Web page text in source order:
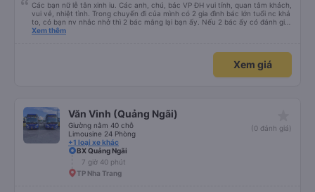
Các bạn nữ lễ tân xinh iu. Các anh, chú, bác VP ĐH vui tính, quan tâm khách,
vui vẻ, nhiệt tình. Trong chuyến đi của mình có 2 gia đình bác lớn tuổi nc khá
to, có bạn nv nhắc nhở thì 2 bác mắng lại bạn ấy. Nếu 2 bác ấy có đánh giá
xấu thì mình ngược lại nha. Bạn ấy nhắc nhở rất đúng. 2 bác nói rất to. To
bạn ấy nha. Nếu bạn ấy bị trừ thì bảo bạn ấy liên hệ sđt của mình, mình hỗ
trợ ạ. Số mình đuôi 666, chuyến ĐH-NT ngày 16/1. À các bạn nữ lễ tân xinh
iu còn đổi cho mình phòng đơn sang đôi xong còn note là (một mình) yêu
Xem thêm
Xem giá
Văn Vinh (Quảng Ngãi)
Giường nằm 40 chỗ
Limousine 24 Phòng
+1 loại xe khác
(0 đánh giá)
BX Quảng Ngãi
7 giờ 40 phút
TP Nha Trang